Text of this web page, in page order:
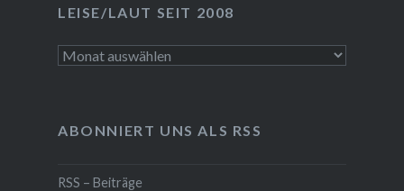
LEISE/LAUT SEIT 2008
LEISE/laut
ABONNIERT UNS ALS RSS
RSS – Beiträge